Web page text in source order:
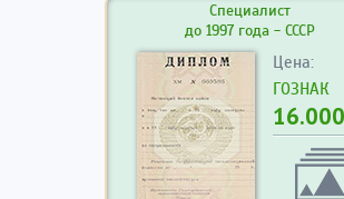
Специалист
до 1997 года - СССР
Цена:
ГОЗНАК
16.000